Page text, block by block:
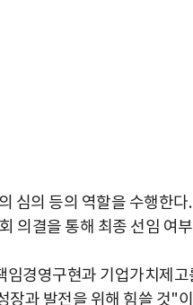
심의 등의 역할을 수행한다
의결을 통해 최종 선임 여
경영구현과 기업가치제고
장과 발전을 위해 힘쓸 것"